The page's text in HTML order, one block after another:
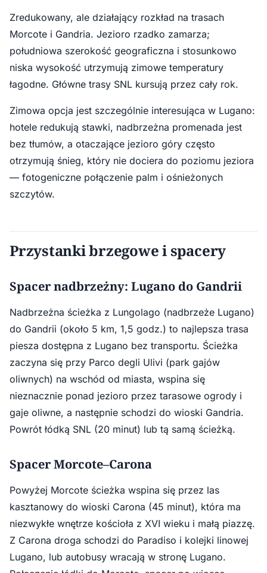
Zredukowany, ale działający rozkład na trasach
Morcote i Gandria. Jezioro rzadko zamarza;
południowa szerokość geograficzna i stosunkowo
niska wysokość utrzymują zimowe temperatury
łagodne. Główne trasy SNL kursują przez cały rok.
Zimowa opcja jest szczególnie interesująca w Lugano:
hotele redukują stawki, nadbrzeżna promenada jest
bez tłumów, a otaczające jezioro góry często
otrzymują śnieg, który nie dociera do poziomu jeziora
— fotogeniczne połączenie palm i ośnieżonych
szczytów.
Przystanki brzegowe i spacery
Spacer nadbrzeżny: Lugano do Gandrii
Nadbrzeżna ścieżka z Lungolago (nadbrzeże Lugano)
do Gandrii (około 5 km, 1,5 godz.) to najlepsza trasa
piesza dostępna z Lugano bez transportu. Ścieżka
zaczyna się przy Parco degli Ulivi (park gajów
oliwnych) na wschód od miasta, wspina się
nieznacznie ponad jezioro przez tarasowe ogrody i
gaje oliwne, a następnie schodzi do wioski Gandria.
Powrót łódką SNL (20 minut) lub tą samą ścieżką.
Spacer Morcote–Carona
Powyżej Morcote ścieżka wspina się przez las
kasztanowy do wioski Carona (45 minut), która ma
niezwykłe wnętrze kościoła z XVI wieku i małą piazzę.
Z Carona droga schodzi do Paradiso i kolejki linowej
Lugano, lub autobusy wracają w stronę Lugano.